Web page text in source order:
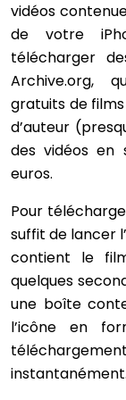
vidéos
de votre
télécharger
Archive.org,
gratuits de
d’auteur
des vidéos en
euros.
Pour
suffit de lancer
contient le
quelques
une boîte
l’icône en
instantanément.